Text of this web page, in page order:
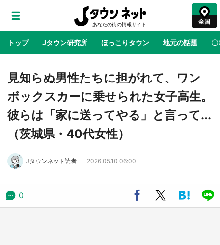
全国
トップ Jタウン研究所 ほっこりタウン 地元の話題 〇
地域×二次元 絶景 あの時はありがとう 物語がはじ
『薬屋のひとりごと』の〝舞〟の世界に入り込
む 六本木ヒルズ展望台でコラボ、本邦初公開
の「猫猫像」も【8／1～10／26】
メ『ハイキュー！！』×老舗「鐘崎」コラボで
『小林さんちのメイドラゴン』と舞台のモデ
ル・越谷がコラボ 田んぼアートの見頃にあわ
見知らぬ男性たちに担がれて、ワン
ボックスカーに乗せられた女子高生。
彼らは「家に送ってやる」と言って...
（茨城県・40代女性）
Jタウンネット読者 2026.05.10 06:00
0